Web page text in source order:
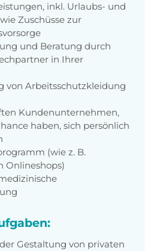
inkl. Urlaubs- und
Zuschüsse zur
und Beratung durch
in Ihrer
von Arbeitsschutzkleidung
Kundenunternehmen,
haben, sich persönlich
(wie z. B.
Onlineshops)
Gestaltung von privaten